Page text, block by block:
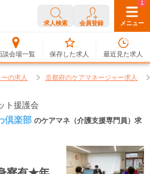
求人検索 会員登録 メニュー
談会場一覧
0
保存した求人
1
最近見た求人
の求人 京都府のケアマネージャー求人
ト援護会
倶楽部 のケアマネ（介護支援専門員）求